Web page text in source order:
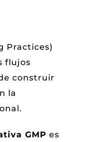
Practices)
flujos
construir
la
GMP es